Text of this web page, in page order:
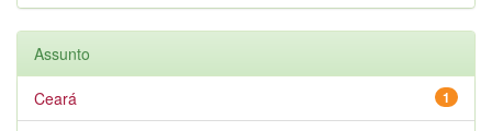
Assunto
1
Ceará